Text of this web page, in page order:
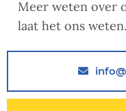
Meer weten over
laat het ons weten.